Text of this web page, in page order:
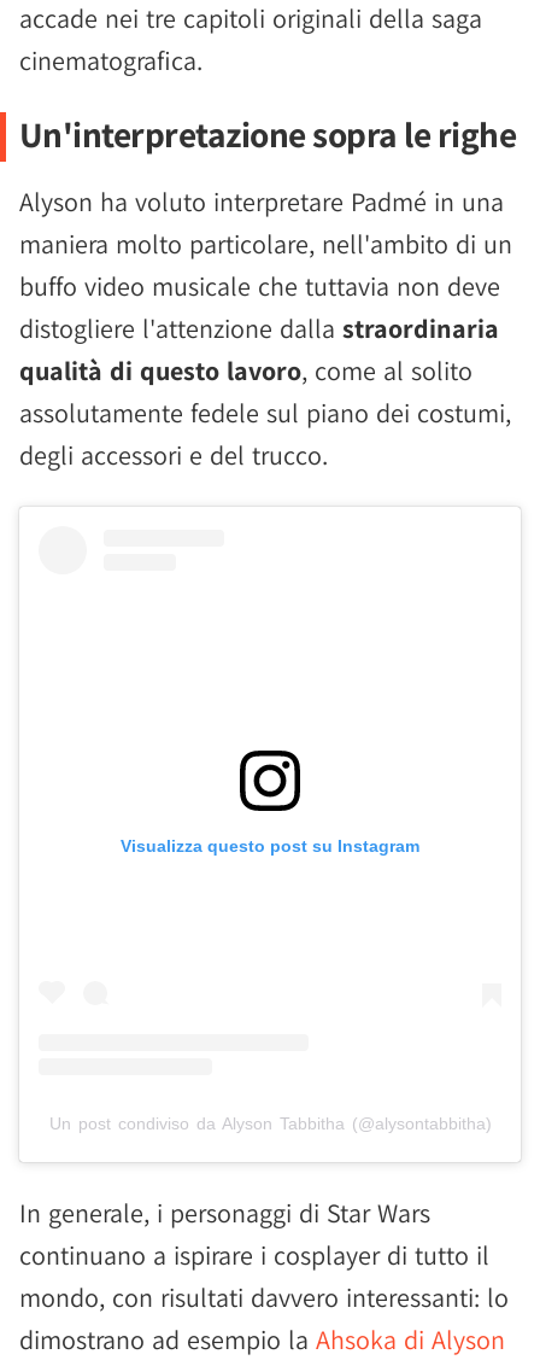
accade nei tre capitoli originali della saga
cinematografica.
Un'interpretazione sopra le righe
Alyson ha voluto interpretare Padmé in una
maniera molto particolare, nell'ambito di un
buffo video musicale che tuttavia non deve
distogliere l'attenzione dalla straordinaria
qualità di questo lavoro, come al solito
assolutamente fedele sul piano dei costumi,
degli accessori e del trucco.
Visualizza questo post su Instagram
Un post condiviso da Alyson Tabbitha (@alysontabbitha)
In generale, i personaggi di Star Wars
continuano a ispirare i cosplayer di tutto il
mondo, con risultati davvero interessanti: lo
dimostrano ad esempio la Ahsoka di Alyson